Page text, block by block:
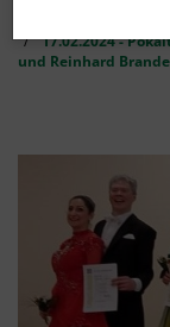
17.02.2024 -
und Reinhard